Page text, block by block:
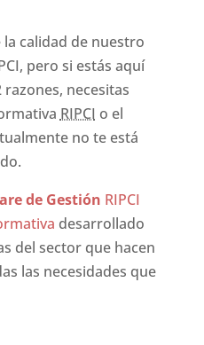
calidad de nuestro
pero si estás aquí
necesitas
RIPCI o el
no te está
de Gestión RIPCI
desarrollado
del sector que hacen
las necesidades que